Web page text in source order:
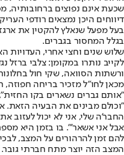
שכעת אינם נפוצים
דיווחים היכן נמצאים רודפי
בעל מפעל שנאלץ להקטין את
בגלל המחסור בגברים.
שלוש שנים וחצי אחרי, העדויות
לקייב נותרו במקומן: צלבי ברזל
ורשתות הסוואה, שקי חול
מכאן לחו"ל מזכיר בריחה חפוזה,
"אותם גברים נשארים בקו
"וכולם מבינים את הבעיה הזאת.
החבר'ה שלי, אני לא יכול לעזוב
אבל אני אשאר'". בו בזמן היא
להם זמן להרהורים על המצב,
המצב הזה יוצר מתח חברתי